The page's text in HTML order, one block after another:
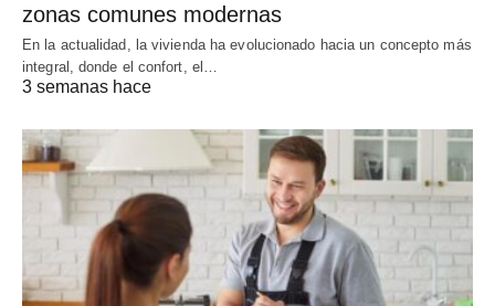
zonas comunes modernas
En la actualidad, la vivienda ha evolucionado hacia un concepto más
integral, donde el confort, el…
3 semanas hace